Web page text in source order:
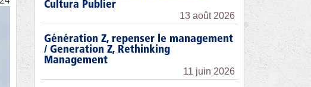
Cultura Publier
13 août 2026
Génération Z, repenser le management
/ Generation Z, Rethinking
Management
11 juin 2026